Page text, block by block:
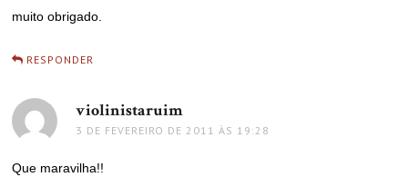
muito obrigado.
RESPONDER
violinistaruim
3 DE FEVEREIRO DE 2011 ÀS 19:28
Que maravilha!!